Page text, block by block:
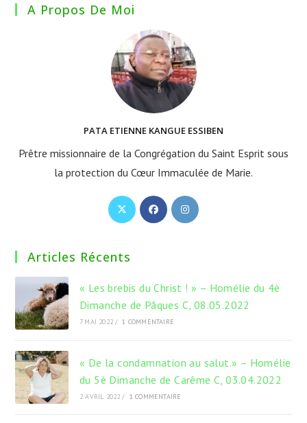
A Propos De Moi
PATA ETIENNE KANGUE ESSIBEN
Prêtre missionnaire de la Congrégation du Saint Esprit sous
la protection du Cœur Immaculée de Marie.
S’ouvre
dans
S’ouvre
dans
S’ouvre
Articles Récents
« Les brebis du Christ ! » – Homélie du 4è
Dimanche de Pâques C, 08.05.2022
7 MAI 2022 / 1 COMMENTAIRE
« De la condamnation au salut.» – Homélie
du 5è Dimanche de Carême C, 03.04.2022
2 AVRIL 2022 / 1 COMMENTAIRE